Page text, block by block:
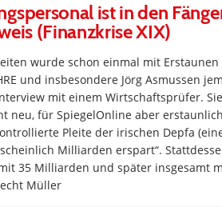
ist in den
(Finanzkrise XIX)
wurde schon einmal mit
und insbesondere Jörg Asmussen
mit einem Wirtschaftsprüfer.
neu, für SpiegelOnline aber
Pleite der irischen Depfa
Milliarden erspart“.
35 Milliarden und später insgesamt
Müller